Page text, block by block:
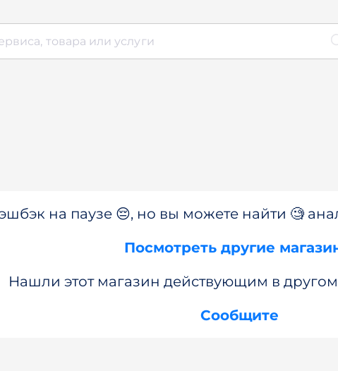
на паузе 😔, но вы можете найти 🧐
Посмотреть другие
Нашли этот магазин действующим в
Сообщите